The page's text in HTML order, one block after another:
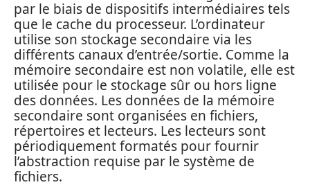
par le biais de dispositifs intermédiaires tels
que le cache du processeur. L’ordinateur
utilise son stockage secondaire via les
différents canaux d’entrée/sortie. Comme la
mémoire secondaire est non volatile, elle est
utilisée pour le stockage sûr ou hors ligne
des données. Les données de la mémoire
secondaire sont organisées en fichiers,
répertoires et lecteurs. Les lecteurs sont
périodiquement formatés pour fournir
l’abstraction requise par le système de
fichiers.